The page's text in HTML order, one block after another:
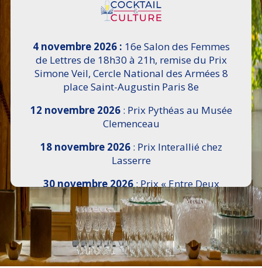
4 novembre 2026 : 16e Salon des Femmes
de Lettres de 18h30 à 21h, remise du Prix
Simone Veil, Cercle National des Armées 8
place Saint-Augustin Paris 8e
12 novembre 2026: Prix Pythéas au Musée
Clemenceau
18 novembre 2026: Prix Interallié chez
Lasserre
30 novembre 2026: Prix « Entre Deux
Rives » I Scemi Astutti au Sénat
7 décembre 2026 :16e Salon de l’Histoire de
18h30 à 21h, remise du Prix du Guesclin,
Cercle National des Armées 8 place Saint-
Augustin Paris 8e